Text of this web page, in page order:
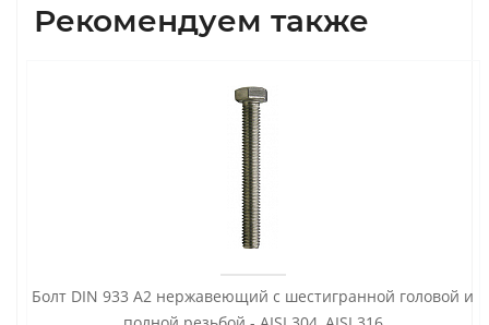
Рекомендуем также
Болт DIN 933 А2 нержавеющий с шестигранной головой и